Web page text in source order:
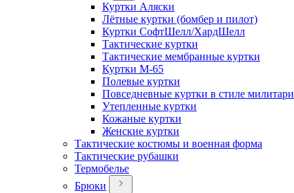
Куртки Аляски
Лётные куртки (бомбер и пилот)
Куртки СофтШелл/ХардШелл
Тактические куртки
Тактические мембранные куртки
Куртки М-65
Полевые куртки
Повседневные куртки в стиле милитари
Утепленные куртки
Кожаные куртки
Женские куртки
Тактические костюмы и военная форма
Тактические рубашки
Термобелье
Брюки